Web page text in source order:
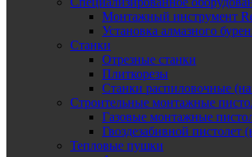
Монтажный инструмент
Установка алмазного
Станки
Отрезные станки
Плиткорезы
Станки распиловочные
Строительные монтажные
Газовые монтажные
Гвоздезабивной пистолет
Тепловые пушки